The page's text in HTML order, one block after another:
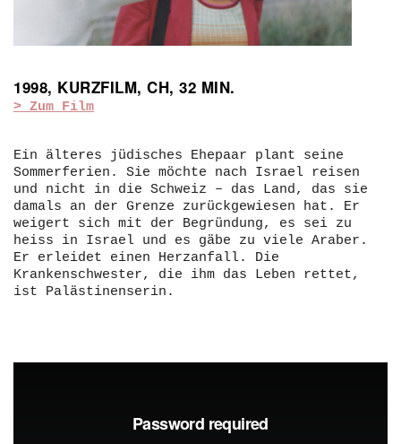
1998, KURZFILM, CH, 32 MIN.
> Zum Film
Ein älteres jüdisches Ehepaar plant seine
Sommerferien. Sie möchte nach Israel reisen
und nicht in die Schweiz – das Land, das sie
damals an der Grenze zurückgewiesen hat. Er
weigert sich mit der Begründung, es sei zu
heiss in Israel und es gäbe zu viele Araber.
Er erleidet einen Herzanfall. Die
Krankenschwester, die ihm das Leben rettet,
ist Palästinenserin.